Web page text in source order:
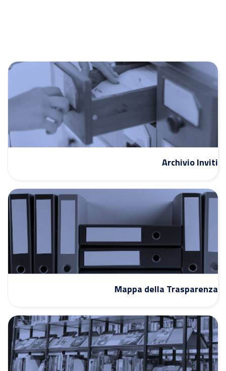
Archivio Inviti
Mappa della Trasparenza